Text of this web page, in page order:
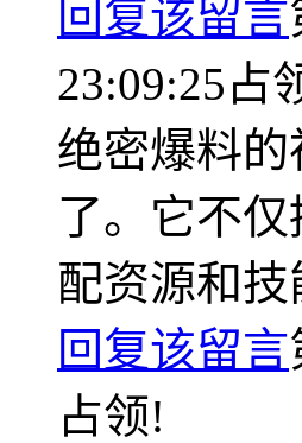
回复该留言
23:09:25占
绝密爆料
了。它不
配资源和
回复该留言
占领!